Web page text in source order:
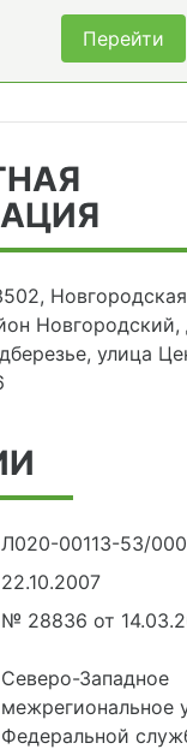
Перейти
Новгородский,
улица
Л020-00113-53/
22.10.2007
№ 28836 от
Северо-Западное
межрегиональное
Федеральной